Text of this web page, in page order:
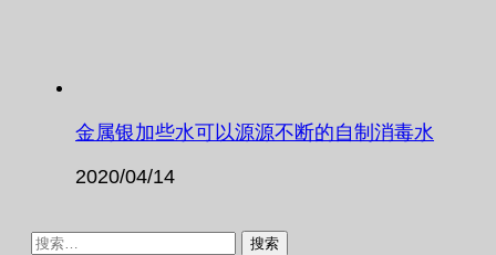
金属银加些水可以源源不断的自制消毒水
2020/04/14
搜